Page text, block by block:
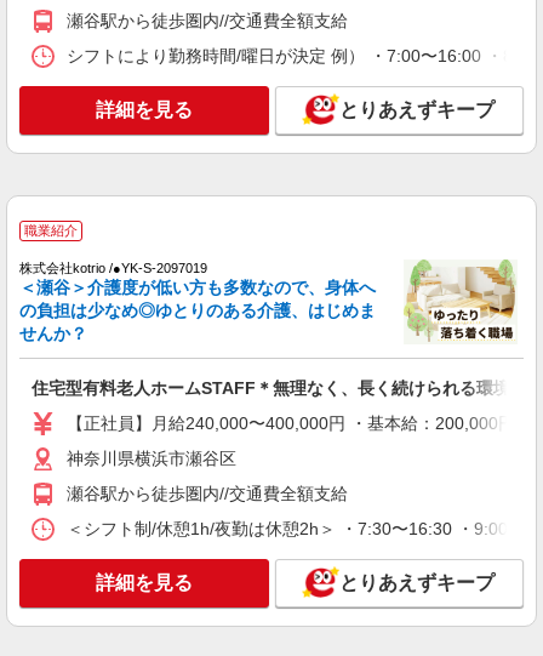
30,000円 ・役職手当：10,000〜70,000円 ・処遇改
善手当：20,000〜60,000円（勤続年数、保有資格
により変動） ・固定残業手当：20,000円（10時
手当として別途支給 ・夜勤手当：10,000円/1回
（上記給与とは別に支給） 下記資格をお持ちの方
歓迎 ・認知症介護基礎研修 ・初任者研修 ・実務
神奈川県横浜市瀬谷区
キープ 詳細を見る
株式会社kotrio /●YK-H-1953397
のサポート！
横浜市瀬谷区≪最寄駅：三ツ境≫
詳細を見る
職業紹介
株式会社kotrio /●YK-S-2097019
く続けられる環境＊
【正社員】月給240,000〜400,000円 ・基本
給：200,000円〜220,000円 ・資格手当：10,000〜
30,000円 ・役職手当：10,000〜70,000円 ・処遇改
善手当：20,000〜60,000円（勤続年数、保有資格
により変動） ・固定残業手当：20,000円（10時
間） ※固定残業時間を超過する場合には超過勤務
手当として別途支給 ・夜勤手当：10,000円/1回
キープ 詳細を見る
瀬谷駅から徒歩圏内//交通費全額支給
シフトにより勤務時間/曜日が決定 例） ・7:00〜16:00 ・
詳細を見る とりあえずキープ
職業紹介
株式会社kotrio /●YK-S-2097019
＜瀬谷＞介護度が低い方も多数なので、身体へ
の負担は少なめ◎ゆとりのある介護、はじめま
せんか？
住宅型有料老人ホームSTAFF＊無理なく、長く続けられる環境＊
【正社員】月給240,000〜400,000円 ・基本給：200,000円
神奈川県横浜市瀬谷区
瀬谷駅から徒歩圏内//交通費全額支給
＜シフト制/休憩1h/夜勤は休憩2h＞ ・7:30〜16:30 ・9:00
詳細を見る とりあえずキープ